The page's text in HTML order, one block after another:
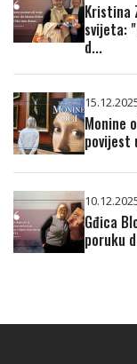
Kristina
svijeta:
d...
Monine
povijest
Gđica
poruku